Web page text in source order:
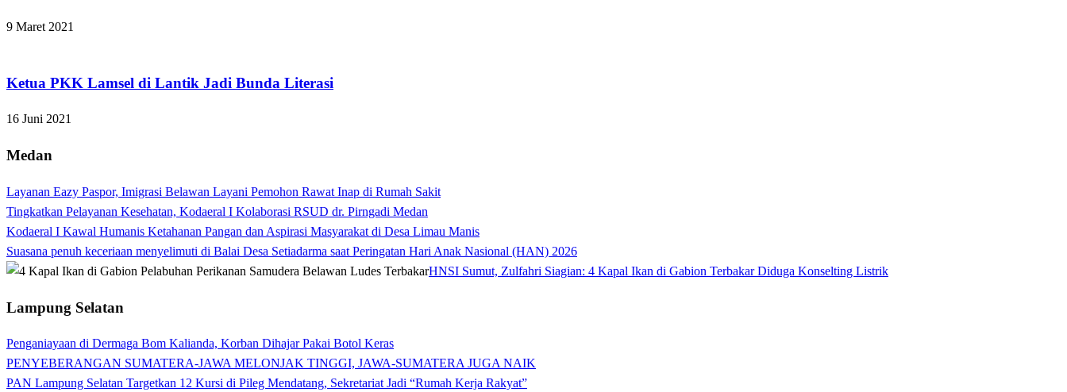
9 Maret 2021
Ketua PKK Lamsel di Lantik Jadi Bunda Literasi
16 Juni 2021
Medan
Layanan Eazy Paspor, Imigrasi Belawan Layani Pemohon Rawat Inap di Rumah Sakit
Tingkatkan Pelayanan Kesehatan, Kodaeral I Kolaborasi RSUD dr. Pirngadi Medan‎
Kodaeral I Kawal Humanis Ketahanan Pangan dan Aspirasi Masyarakat di Desa Limau Manis
Suasana penuh keceriaan menyelimuti di Balai Desa Setiadarma saat Peringatan Hari Anak Nasional (HAN) 2026
HNSI Sumut, Zulfahri Siagian: 4 Kapal Ikan di Gabion Terbakar Diduga Konselting Listrik
Lampung Selatan
Penganiayaan di Dermaga Bom Kalianda, Korban Dihajar Pakai Botol Keras
PENYEBERANGAN SUMATERA-JAWA MELONJAK TINGGI, JAWA-SUMATERA JUGA NAIK
PAN Lampung Selatan Targetkan 12 Kursi di Pileg Mendatang, Sekretariat Jadi “Rumah Kerja Rakyat”